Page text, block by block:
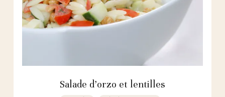
Salade d’orzo et lentilles